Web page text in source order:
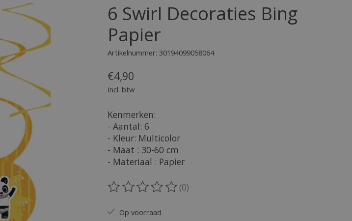
6 Swirl Decoraties Bing
Papier
Artikelnummer: 30194099058064
€4,90
Incl. btw
Kenmerken:
- Aantal: 6
- Kleur: Multicolor
- Maat : 30-60 cm
- Materiaal : Papier
De beoordeling van dit product is
(0)
Op voorraad